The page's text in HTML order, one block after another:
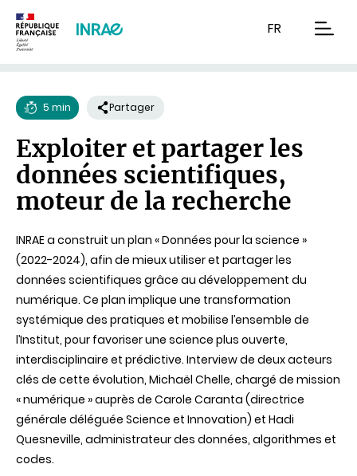
FR
de
lecture
5 min Partager
Exploiter et partager les
données scientifiques,
moteur de la recherche
INRAE a construit un plan « Données pour la science »
(2022-2024), afin de mieux utiliser et partager les
données scientifiques grâce au développement du
numérique. Ce plan implique une transformation
systémique des pratiques et mobilise l’ensemble de
l’Institut, pour favoriser une science plus ouverte,
interdisciplinaire et prédictive. Interview de deux acteurs
clés de cette évolution, Michaël Chelle, chargé de mission
« numérique » auprès de Carole Caranta (directrice
générale déléguée Science et Innovation) et Hadi
Quesneville, administrateur des données, algorithmes et
codes.